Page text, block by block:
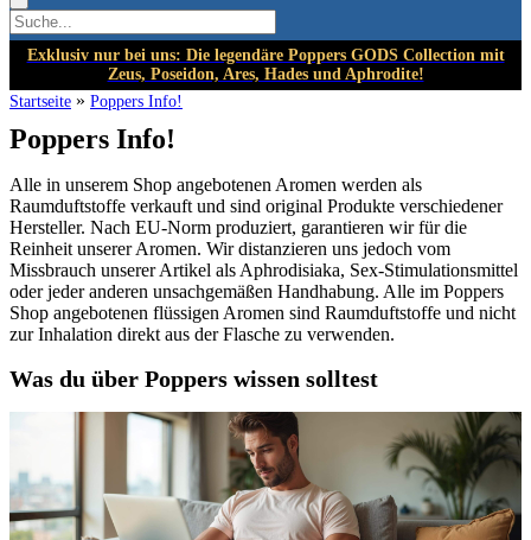
Exklusiv nur bei uns: Die legendäre Poppers GODS Collection mit
Zeus, Poseidon, Ares, Hades und Aphrodite!
Startseite » Poppers Info!
Poppers Info!
Alle in unserem Shop angebotenen Aromen werden als
Raumduftstoffe verkauft und sind original Produkte verschiedener
Hersteller. Nach EU-Norm produziert, garantieren wir für die
Reinheit unserer Aromen. Wir distanzieren uns jedoch vom
Missbrauch unserer Artikel als Aphrodisiaka, Sex-Stimulationsmittel
oder jeder anderen unsachgemäßen Handhabung. Alle im Poppers
Shop angebotenen flüssigen Aromen sind Raumduftstoffe und nicht
zur Inhalation direkt aus der Flasche zu verwenden.
Was du über Poppers wissen solltest